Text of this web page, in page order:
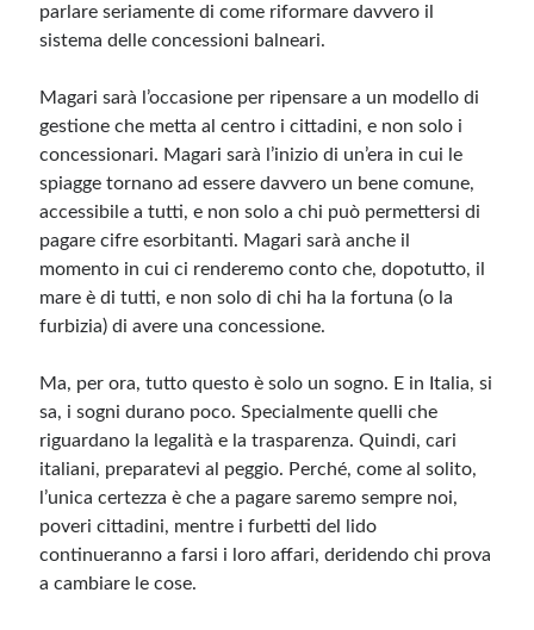
parlare seriamente di come riformare davvero il
sistema delle concessioni balneari.
Magari sarà l’occasione per ripensare a un modello di
gestione che metta al centro i cittadini, e non solo i
concessionari. Magari sarà l’inizio di un’era in cui le
spiagge tornano ad essere davvero un bene comune,
accessibile a tutti, e non solo a chi può permettersi di
pagare cifre esorbitanti. Magari sarà anche il
momento in cui ci renderemo conto che, dopotutto, il
mare è di tutti, e non solo di chi ha la fortuna (o la
furbizia) di avere una concessione.
Ma, per ora, tutto questo è solo un sogno. E in Italia, si
sa, i sogni durano poco. Specialmente quelli che
riguardano la legalità e la trasparenza. Quindi, cari
italiani, preparatevi al peggio. Perché, come al solito,
l’unica certezza è che a pagare saremo sempre noi,
poveri cittadini, mentre i furbetti del lido
continueranno a farsi i loro affari, deridendo chi prova
a cambiare le cose.